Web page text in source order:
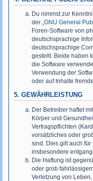
Du nimmst zur
der „GNU General
Foren-Software von
deutschsprachige
deutschsprachige
gestellt. Beide haben
die Software
Verwendung der
oder auf Inhalte
5. GEWÄHRLEISTUNG
Der Betreiber haftet
Körper und
Vertragspflichten
vorsätzliches oder
sind. Dies gilt auch
insbesondere
Die Haftung ist
oder grob
Verletzung von